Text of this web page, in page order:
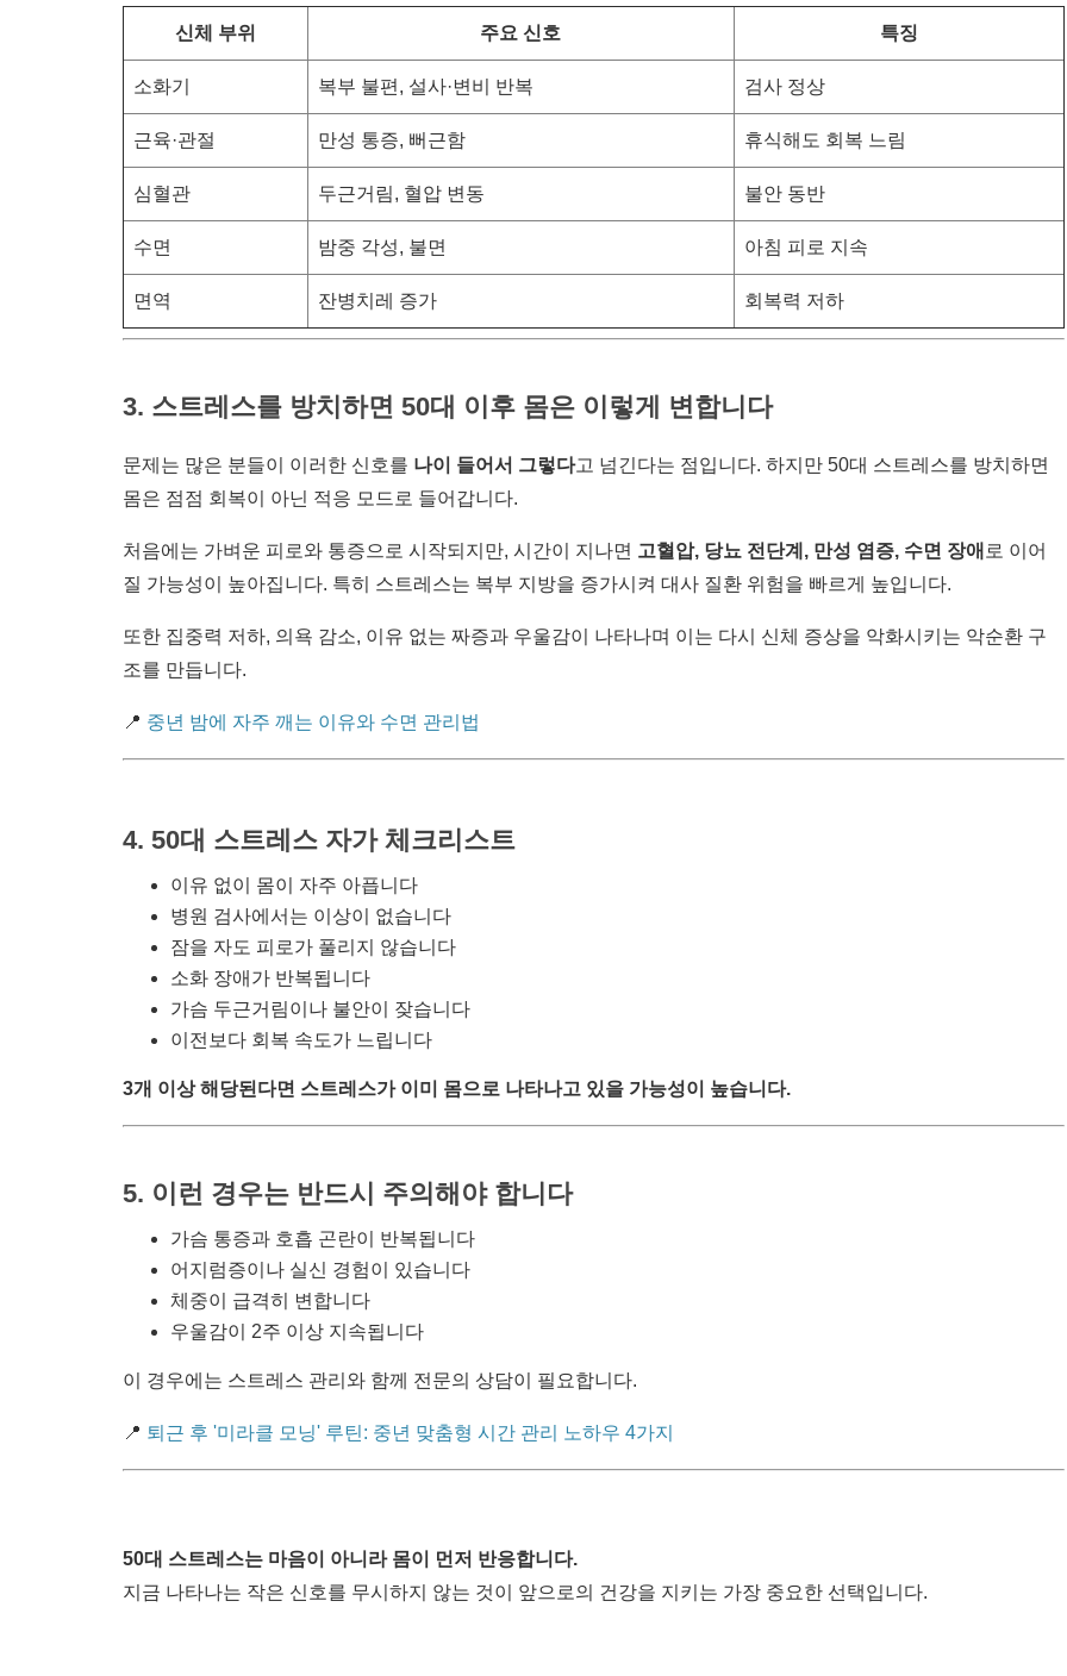
신체 부위 주요 신호 특징
소화기 복부 불편, 설사·변비 반복 검사 정상
근육·관절 만성 통증, 뻐근함 휴식해도 회복 느림
심혈관 두근거림, 혈압 변동 불안 동반
수면 밤중 각성, 불면 아침 피로 지속
면역 잔병치레 증가 회복력 저하
3. 스트레스를 방치하면 50대 이후 몸은 이렇게 변합니다
문제는 많은 분들이 이러한 신호를 나이 들어서 그렇다고 넘긴다는 점입니다. 하지만 50대 스트레스를 방치하면
몸은 점점 회복이 아닌 적응 모드로 들어갑니다.
처음에는 가벼운 피로와 통증으로 시작되지만, 시간이 지나면 고혈압, 당뇨 전단계, 만성 염증, 수면 장애 로 이어
질 가능성이 높아집니다. 특히 스트레스는 복부 지방을 증가시켜 대사 질환 위험을 빠르게 높입니다.
또한 집중력 저하, 의욕 감소, 이유 없는 짜증과 우울감이 나타나며 이는 다시 신체 증상을 악화시키는 악순환 구
조를 만듭니다.
📍 중년 밤에 자주 깨는 이유와 수면 관리법
4. 50대 스트레스 자가 체크리스트
이유 없이 몸이 자주 아픕니다
병원 검사에서는 이상이 없습니다
잠을 자도 피로가 풀리지 않습니다
소화 장애가 반복됩니다
가슴 두근거림이나 불안이 잦습니다
이전보다 회복 속도가 느립니다
3개 이상 해당된다면 스트레스가 이미 몸으로 나타나고 있을 가능성이 높습니다.
5. 이런 경우는 반드시 주의해야 합니다
가슴 통증과 호흡 곤란이 반복됩니다
어지럼증이나 실신 경험이 있습니다
체중이 급격히 변합니다
우울감이 2주 이상 지속됩니다
이 경우에는 스트레스 관리와 함께 전문의 상담이 필요합니다.
📍 퇴근 후 '미라클 모닝' 루틴: 중년 맞춤형 시간 관리 노하우 4가지
50대 스트레스는 마음이 아니라 몸이 먼저 반응합니다.
지금 나타나는 작은 신호를 무시하지 않는 것이 앞으로의 건강을 지키는 가장 중요한 선택입니다.